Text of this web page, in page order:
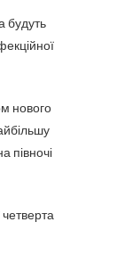
будуть
нового
півночі
четверта